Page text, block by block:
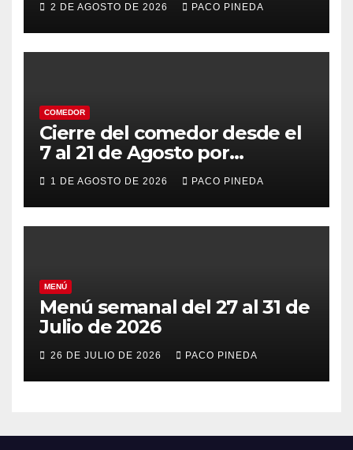
2 DE AGOSTO DE 2026 PACO PINEDA
COMEDOR
Cierre del comedor desde el
7 al 21 de Agosto por
vacaciones
1 DE AGOSTO DE 2026 PACO PINEDA
MENÚ
Menú semanal del 27 al 31 de
Julio de 2026
26 DE JULIO DE 2026 PACO PINEDA